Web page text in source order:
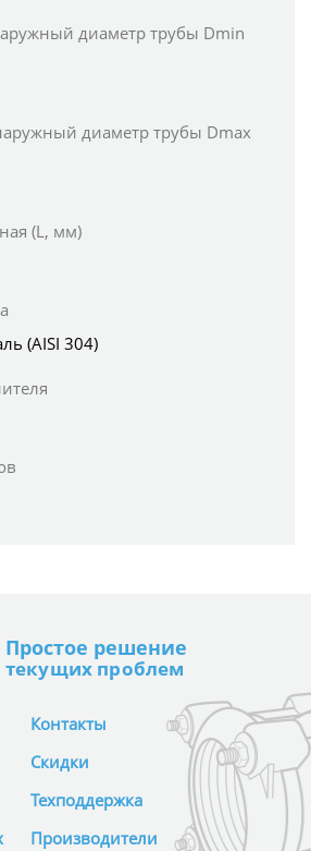
диаметр трубы Dmin
диаметр трубы Dmax
(L, мм)
(AISI 304)
Простое решение
текущих проблем
Скидки
Техподдержка
Производители
Контакты